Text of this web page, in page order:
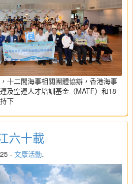
十二間海事相關團體協辦，香港海事
及空運人才培訓基金（MATF）和18
下
六十載
- 文康活動.